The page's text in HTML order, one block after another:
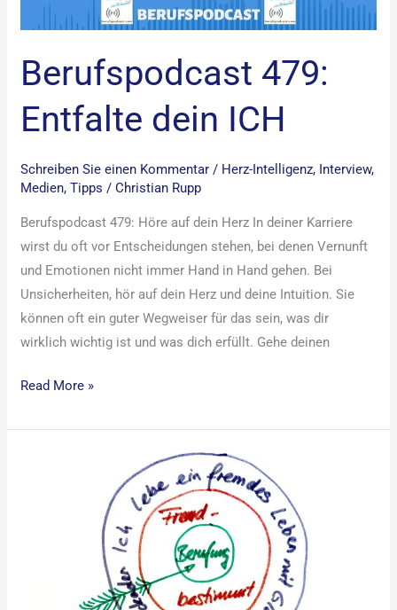
Berufspodcast 479:
Entfalte dein ICH
Schreiben Sie einen Kommentar / Herz-Intelligenz, Interview,
Medien,Tipps /Christian Rupp
Berufspodcast 479: Höre auf dein Herz In deiner Karriere
wirst du oft vor Entscheidungen stehen, bei denen Vernunft
und Emotionen nicht immer Hand in Hand gehen. Bei
Unsicherheiten, hör auf dein Herz und deine Intuition. Sie
können oft ein guter Wegweiser für das sein, was dir
wirklich wichtig ist und was dich erfüllt. Gehe deinen
Read More »